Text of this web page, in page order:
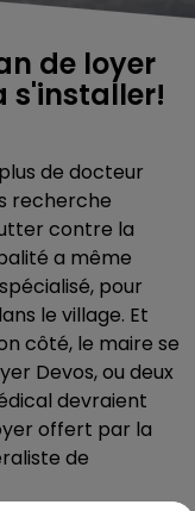
de loyer
s'installer!
de docteur
recherche
contre la
a même
pour
le village. Et
côté, le maire se
Devos, ou deux
devraient
offert par la
de